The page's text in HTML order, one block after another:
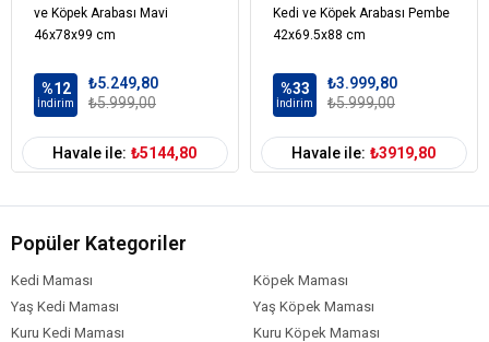
ve Köpek Arabası Mavi
46x78x99 cm
%12
İndirim
₺5.249,80
₺5.999,00
Havale ile: ₺5144,80
Kedi ve Köpek Arabası Pembe
42x69.5x88 cm
%33
İndirim
₺3.999,80
₺5.999,00
Havale ile: ₺3919,80
Popüler Kategoriler
Kedi Maması
Köpek Maması
Yaş Kedi Maması
Yaş Köpek Maması
Kuru Kedi Maması
Kuru Köpek Maması